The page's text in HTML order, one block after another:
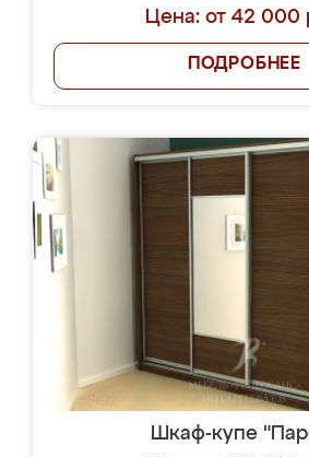
Цена: от 42 000
ПОДРОБНЕЕ
Шкаф-купе